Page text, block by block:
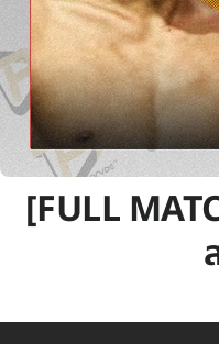
[FULL